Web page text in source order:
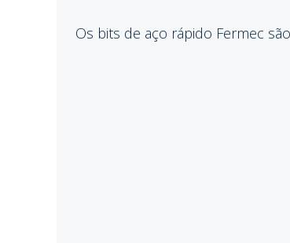
Os bits de aço rápido Fermec